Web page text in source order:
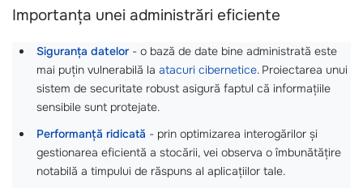
Importanța unei administrări eficiente
Siguranța datelor- o bază de date bine administrată este
mai puțin vulnerabilă la atacuri cibernetice. Proiectarea unui
sistem de securitate robust asigură faptul că informațiile
sensibile sunt protejate.
Performanță ridicată - prin optimizarea interogărilor și
gestionarea eficientă a stocării, vei observa o îmbunătățire
notabilă a timpului de răspuns al aplicațiilor tale.